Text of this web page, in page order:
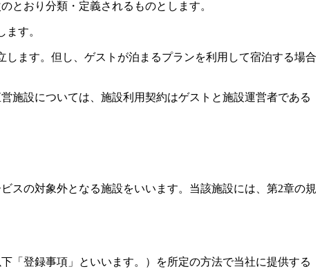
とおり分類・定義されるものとします。
す。
ます。但し、ゲストが泊まるプランを利用して宿泊する場合
施設については、施設利用契約はゲストと施設運営者である
スの対象外となる施設をいいます。当該施設には、第2章の規
「登録事項」といいます。）を所定の方法で当社に提供する